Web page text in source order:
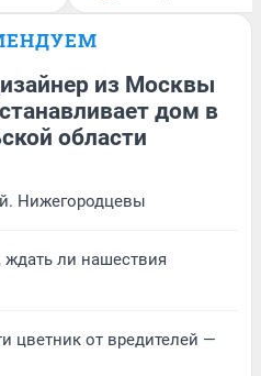
из Москвы
дом в
области
Нижегородцевы
ждать ли нашествия
цветник от вредителей —